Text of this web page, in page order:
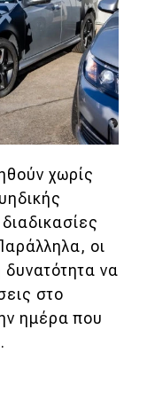
χωρίς
οι
να
στο
ημέρα που